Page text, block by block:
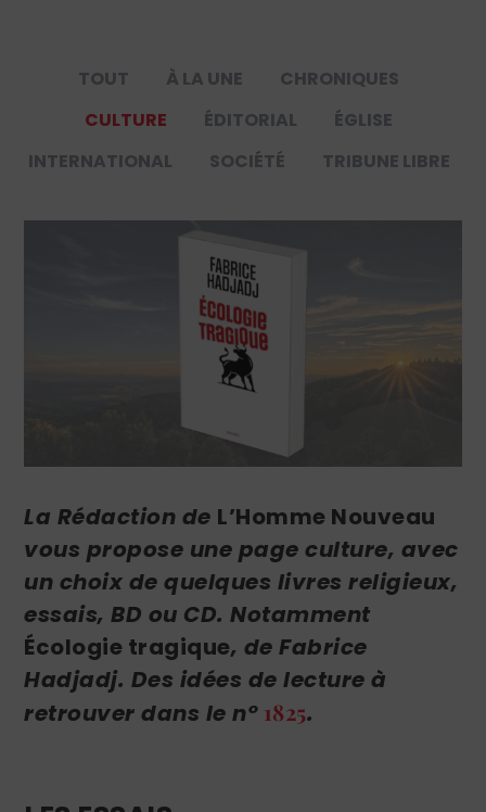
TOUT À LA UNE
CHRONIQUES
CULTURE
ÉDITORIAL
ÉGLISE
INTERNATIONAL
SOCIÉTÉ TRIBUNE LIBRE
La Rédaction de L’Homme Nouveau
vous propose une page culture, avec
un choix de quelques livres religieux,
essais, BD ou CD. Notamment
Écologie tragique, de Fabrice
Hadjadj. Des idées de lecture à
retrouver dans le n° 1825.